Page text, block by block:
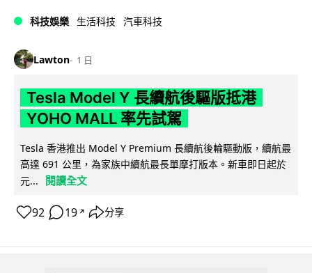
科技娛樂 生活科技 汽車科技
Lawton 1 日
Tesla Model Y 長續航後驅版抵港
YOHO MALL 率先試駕
Tesla 香港推出 Model Y Premium 長續航後輪驅動版，續航最
高達 691 公里，為家族中續航最長單摩打版本。新車即日起於
元...
閱讀全文
92 19 ↗ 分享